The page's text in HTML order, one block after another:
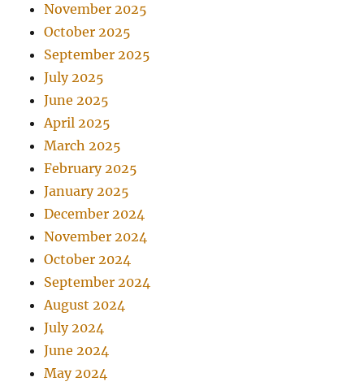
November 2025
October 2025
September 2025
July 2025
June 2025
April 2025
March 2025
February 2025
January 2025
December 2024
November 2024
October 2024
September 2024
August 2024
July 2024
June 2024
May 2024